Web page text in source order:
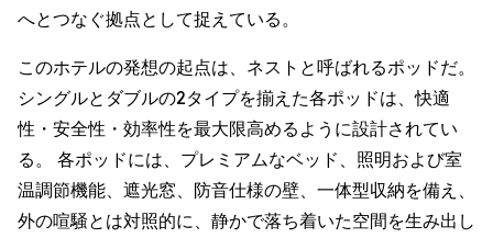
へとつなぐ拠点として捉えている。
このホテルの発想の起点は、ネストと呼ばれるポッドだ。
シングルとダブルの2タイプを揃えた各ポッドは、快適
性・安全性・効率性を最大限高めるように設計されてい
る。 各ポッドには、プレミアムなベッド、照明および室
温調節機能、遮光窓、防音仕様の壁、一体型収納を備え、
外の喧騒とは対照的に、静かで落ち着いた空間を生み出し